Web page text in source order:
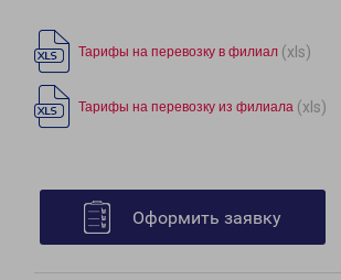
Тарифы на перевозку в филиал (xls)
Тарифы на перевозку из филиала (xls)
Оформить заявку